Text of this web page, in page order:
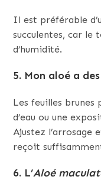
Il est préférable
succulentes, car
d’humidité.
5. Mon aloé a
Les feuilles brunes
d’eau ou une
Ajustez l’arrosage
reçoit
6. L’Aloé